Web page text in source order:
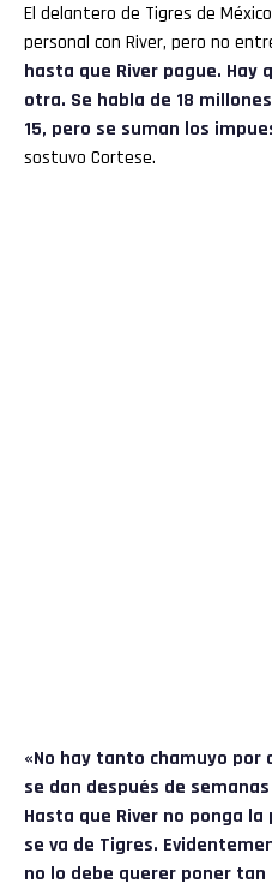
El delantero de Tigres de
personal con River, pero no
hasta que River pague. Hay
otra. Se habla de 18
15, pero se suman los
sostuvo Cortese.
«No hay tanto chamuyo por
se dan después de
Hasta que River no ponga
se va de Tigres.
no lo debe querer poner